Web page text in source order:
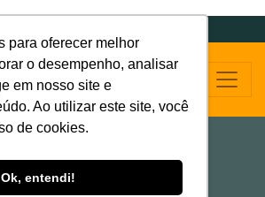
para oferecer melhor
o desempenho, analisar
em nosso site e
Ao utilizar este site, você
de cookies.
Ok, entendi!